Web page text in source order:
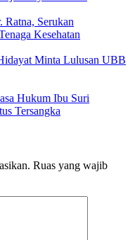
Serukan
Kesehatan
Minta Lulusan UBB
Hukum Ibu Suri
Tersangka
Ruas yang wajib